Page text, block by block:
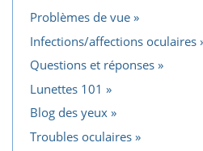
Problèmes de vue
Infections/affections oculaires
Questions et réponses
Lunettes 101
Blog des yeux
Troubles oculaires